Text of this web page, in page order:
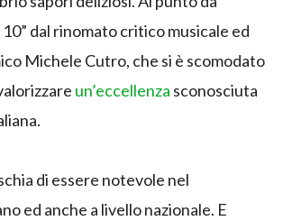
dal rinomato critico musicale ed
Michele Cutro, che si è scomodato
un’eccellenza sconosciuta
di essere notevole nel
ed anche a livello nazionale. E